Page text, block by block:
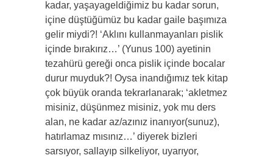
kadar, yaşayageldiğimiz bu kadar sorun,
içine düştüğümüz bu kadar gaile başımıza
gelir miydi?! ‘Aklını kullanmayanları pislik
içinde bırakırız…’ (Yunus 100) ayetinin
tezahürü gereği onca pislik içinde bocalar
durur muyduk?! Oysa inandığımız tek kitap
çok büyük oranda tekrarlanarak; ‘akletmez
misiniz, düşünmez misiniz, yok mu ders
alan, ne kadar az/azınız inanıyor(sunuz),
hatırlamaz mısınız…’ diyerek bizleri
sarsıyor, sallayıp silkeliyor, uyarıyor,